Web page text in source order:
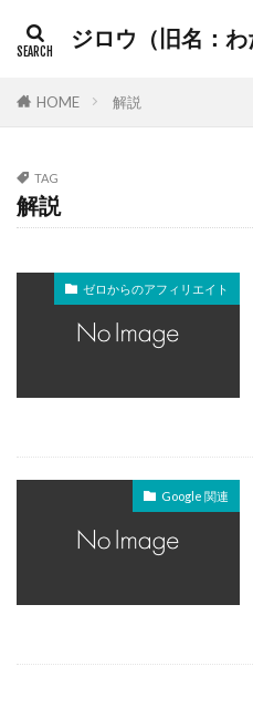
ジロウ（旧名：
HOME 解説
TAG
解説
ゼロからのアフィリエイト
Google 関連